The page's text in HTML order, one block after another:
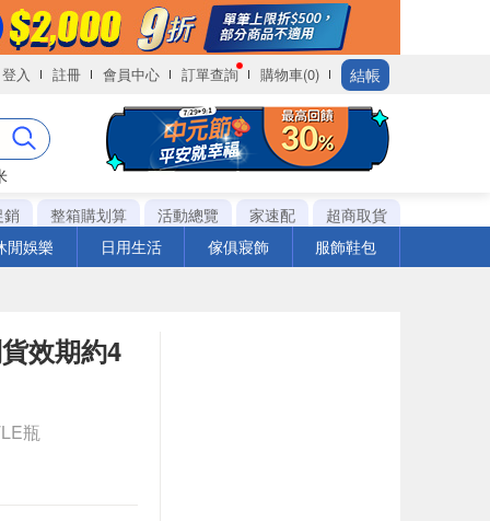
登入 註冊 會員中心 訂單查詢 購物車(0) 結帳
銷
整箱購划算 活動總覽 家速配
超商取貨
閒娛樂
日用生活 傢俱寢飾 服飾鞋包
效期約4
瓶